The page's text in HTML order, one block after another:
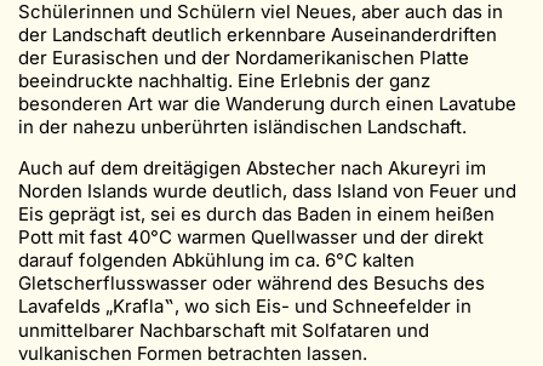
Schülerinnen und Schülern viel Neues, aber auch das in
der Landschaft deutlich erkennbare Auseinanderdriften
der Eurasischen und der Nordamerikanischen Platte
beeindruckte nachhaltig. Eine Erlebnis der ganz
besonderen Art war die Wanderung durch einen Lavatube
in der nahezu unberührten isländischen Landschaft.
Auch auf dem dreitägigen Abstecher nach Akureyri im
Norden Islands wurde deutlich, dass Island von Feuer und
Eis geprägt ist, sei es durch das Baden in einem heißen
Pott mit fast 40°C warmen Quellwasser und der direkt
darauf folgenden Abkühlung im ca. 6°C kalten
Gletscherflusswasser oder während des Besuchs des
Lavafelds „Krafla‟, wo sich Eis- und Schneefelder in
unmittelbarer Nachbarschaft mit Solfataren und
vulkanischen Formen betrachten lassen.